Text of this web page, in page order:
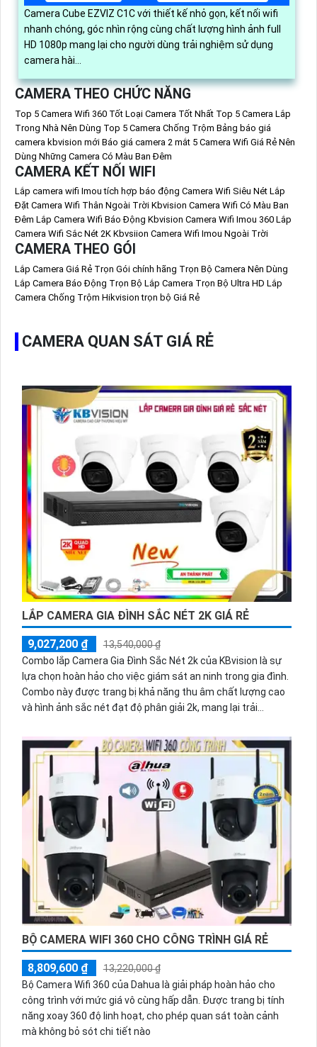
Camera Cube EZVIZ C1C với thiết kế nhỏ gọn, kết nối wifi
nhanh chóng, góc nhìn rộng cùng chất lượng hình ảnh full
HD 1080p mang lại cho người dùng trải nghiệm sử dụng
camera hài...
CAMERA THEO CHỨC NĂNG
Top 5 Camera Wifi 360 Tốt Loại Camera Tốt Nhất Top 5 Camera Lắp
Trong Nhà Nên Dùng Top 5 Camera Chống Trộm Bảng báo giá
camera kbvision mới Báo giá camera 2 mắt 5 Camera Wifi Giá Rẻ Nên
Dùng Những Camera Có Màu Ban Đêm
CAMERA KẾT NỐI WIFI
Lắp camera wifi Imou tích hợp báo động Camera Wifi Siêu Nét Lắp
Đặt Camera Wifi Thân Ngoài Trời Kbvision Camera Wifi Có Màu Ban
Đêm Lắp Camera Wifi Báo Động Kbvision Camera Wifi Imou 360 Lắp
Camera Wifi Sắc Nét 2K Kbvsiion Camera Wifi Imou Ngoài Trời
CAMERA THEO GÓI
Lắp Camera Giá Rẻ Trọn Gói chính hãng Trọn Bộ Camera Nên Dùng
Lắp Camera Báo Động Trọn Bộ Lắp Camera Trọn Bộ Ultra HD Lắp
Camera Chống Trộm Hikvision trọn bộ Giá Rẻ
CAMERA QUAN SÁT GIÁ RẺ
LẮP CAMERA GIA ĐÌNH SẮC NÉT 2K GIÁ RẺ
9,027,200 ₫
13,540,000 ₫
Combo lắp Camera Gia Đình Sắc Nét 2k của KBvision là sự
lựa chọn hoàn hảo cho việc giám sát an ninh trong gia đình.
Combo này được trang bị khả năng thu âm chất lượng cao
và hình ảnh sắc nét đạt độ phân giải 2k, mang lại trải
BỘ CAMERA WIFI 360 CHO CÔNG TRÌNH GIÁ RẺ
8,809,600 ₫
13,220,000 ₫
Bộ Camera Wifi 360 của Dahua là giải pháp hoàn hảo cho
công trình với mức giá vô cùng hấp dẫn. Được trang bị tính
năng xoay 360 độ linh hoạt, cho phép quan sát toàn cảnh
mà không bỏ sót chi tiết nào